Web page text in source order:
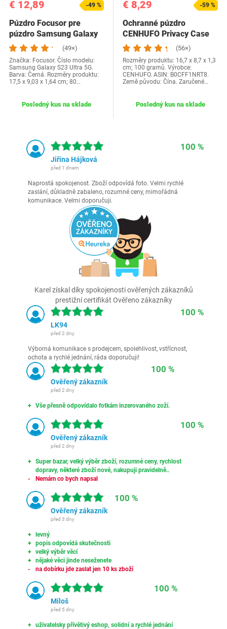
€ 12,89 -49 %
Púzdro Focusor pre
púzdro Samsung Galaxy
S23 Ultra 5G,…(49×)
Značka: Focusor. Číslo modelu:
Samsung Galaxy S23 Ultra 5G.
Barva: Černá. Rozměry produktu:
17,5 x 9,03 x 1,64 cm; 80…
Posledný kus na sklade
€ 8,29 -59 %
Ochranné púzdro
CENHUFO Privacy Case
pre iPhone 11 Pro Max,…
(56×)
Rozměry produktu: 16,7 x 8,7 x 1,3
cm; 100 gramů. Výrobce:
CENHUFO. ASIN: B0CFF1NRT8.
Země původu: Čína. Zaručené…
Posledný kus na sklade
100 %
Jiřina Hájková
před 1 dnem
Naprostá spokojenost. Zboží odpovídá foto. Velmi rychlé
zaslání, důkladně zabaleno, rozumné ceny, mimořádná
komunikace. Velmi doporučuji.
Karel získal díky spokojenosti ověřených zákazníků
prestižní certifikát Ověřeno zákazníky
100 %
LK94
před 2 dny
Výborná komunikace s prodejcem, spolehlivost, vstřícnost,
ochota a rychlé jednání, ráda doporučuji!
100 %
Ověřený zákazník
před 2 dny
Vše přesně odpovídalo fotkám inzerovaného zoží.
100 %
Ověřený zákazník
před 2 dny
Super bazar, velký výběr zboží, rozumné ceny, rychlost
dopravy, některé zboží nové, nakupuji pravidelně..
Nemám co bych napsal
100 %
Ověřený zákazník
před 3 dny
levný
popis odpovídá skutečnosti
velký výběr věcí
nějaké věci jinde neseženete
na dobírku jde zaslat jen 10 ks zboží
100 %
Miloš
před 5 dny
uživatelsky přívětivý eshop, solidní a rychlé jednání